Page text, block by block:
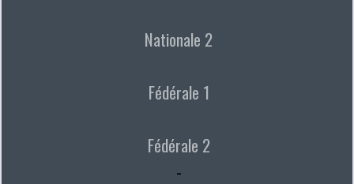
Nationale 2
Fédérale 1
Fédérale 2
-